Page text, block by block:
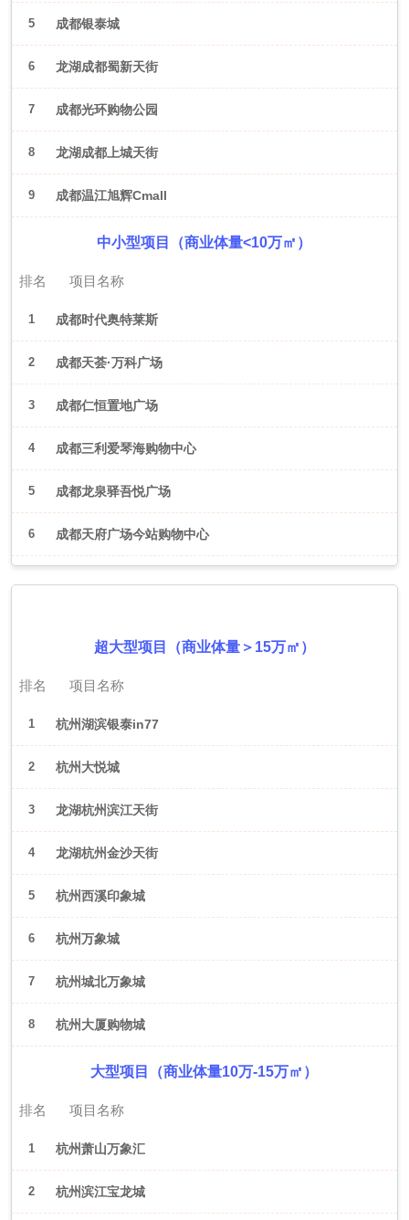
5 成都银泰城
6 龙湖成都蜀新天街
7 成都光环购物公园
8 龙湖成都上城天街
9 成都温江旭辉Cmall
中小型项目（商业体量<10万㎡）
排名 项目名称
1 成都时代奥特莱斯
2 成都天荟·万科广场
3 成都仁恒置地广场
4 成都三利爱琴海购物中心
5 成都龙泉驿吾悦广场
6 成都天府广场今站购物中心
超大型项目（商业体量＞15万㎡）
排名 项目名称
1 杭州湖滨银泰in77
2 杭州大悦城
3 龙湖杭州滨江天街
4 龙湖杭州金沙天街
5 杭州西溪印象城
6 杭州万象城
7 杭州城北万象城
8 杭州大厦购物城
大型项目（商业体量10万-15万㎡）
排名 项目名称
1 杭州萧山万象汇
2 杭州滨江宝龙城